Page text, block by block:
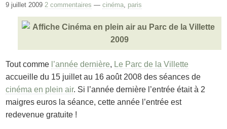
9 juillet 2009 2 commentaires —cinéma paris
Tout comme l’année dernière, Le Parc de la Villette
accueille du 15 juillet au 16 août 2008 des séances de
cinéma en plein air. Si l’année dernière l’entrée était à 2
maigres euros la séance, cette année l’entrée est
redevenue gratuite !